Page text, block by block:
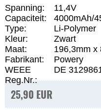
Spanning:
11,4V
Capaciteit:
4000mAh/
Type:
Li-Polymer
Kleur:
Zwart
Maat:
196,3mm x
Fabrikant:
Powery
WEEE
Reg.Nr.:
DE
25,90 EUR